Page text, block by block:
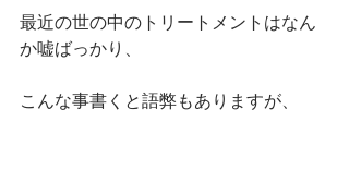
最近の世の中のトリートメントはなん
か嘘ばっかり、
こんな事書くと語弊もありますが、